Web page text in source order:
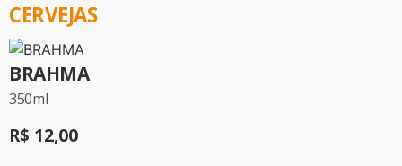
CERVEJAS
BRAHMA
350ml
R$ 12,00